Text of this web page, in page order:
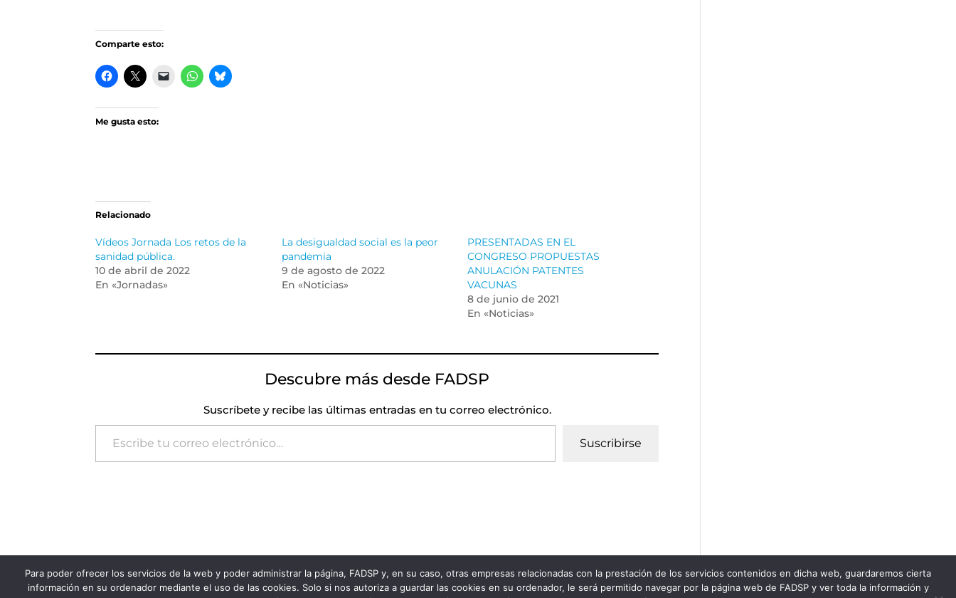
Comparte esto:
Me gusta esto:
Relacionado
Vídeos Jornada Los retos de la
sanidad pública.
10 de abril de 2022
En «Jornadas»
La desigualdad social es la peor
pandemia
9 de agosto de 2022
En «Noticias»
PRESENTADAS EN EL
CONGRESO PROPUESTAS
ANULACIÓN PATENTES
VACUNAS
8 de junio de 2021
En «Noticias»
Descubre más desde FADSP
Suscríbete y recibe las últimas entradas en tu correo electrónico.
Escribe tu correo electrónico…
Suscribirse
FADSP · 2023 |Aviso legal|Política de Privacidad|Política de Cookies
Para poder ofrecer los servicios de la web y poder administrar la página, FADSP y, en su caso, otras empresas relacionadas con la prestación de los servicios contenidos en dicha web, guardaremos cierta
información en su ordenador mediante el uso de las cookies. Solo si nos autoriza a guardar las cookies en su ordenador, le será permitido navegar por la página web de FADSP y ver toda la información y